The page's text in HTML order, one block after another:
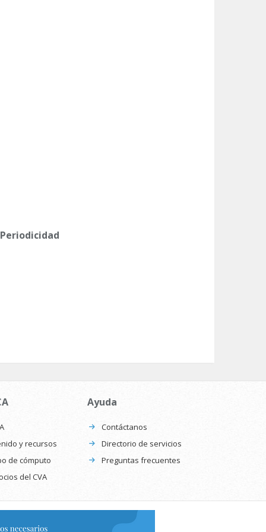
y recursos
de cómputo
del CVA
Ayuda
Contáctanos
Directorio de servicios
Preguntas frecuentes